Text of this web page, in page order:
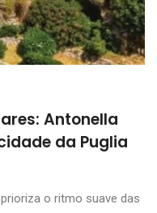
Antonella
da Puglia
o ritmo suave das